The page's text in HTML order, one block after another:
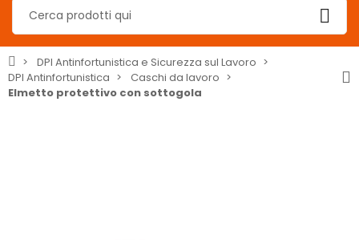
DPI Antinfortunistica e Sicurezza sul Lavoro
DPI Antinfortunistica
Caschi da lavoro
Elmetto protettivo con sottogola